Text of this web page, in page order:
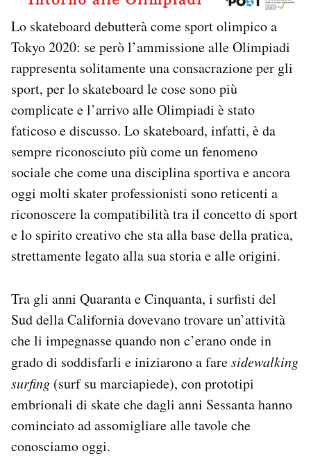
Area Personale
Newsletter
Notifiche mobile
Esci
Lo skateboard debutterà come sport olimpico a
Tokyo 2020: se però l’ammissione alle Olimpiadi
rappresenta solitamente una consacrazione per gli
sport, per lo skateboard le cose sono più
complicate e l’arrivo alle Olimpiadi è stato
faticoso e discusso. Lo skateboard, infatti, è da
sempre riconosciuto più come un fenomeno
sociale che come una disciplina sportiva e ancora
oggi molti skater professionisti sono reticenti a
riconoscere la compatibilità tra il concetto di sport
e lo spirito creativo che sta alla base della pratica,
strettamente legato alla sua storia e alle origini.
Tra gli anni Quaranta e Cinquanta, i surfisti del
Sud della California dovevano trovare un’attività
che li impegnasse quando non c’erano onde in
grado di soddisfarli e iniziarono a faresidewalking
surfing (surf su marciapiede), con prototipi
embrionali di skate che dagli anni Sessanta hanno
cominciato ad assomigliare alle tavole che
conosciamo oggi.